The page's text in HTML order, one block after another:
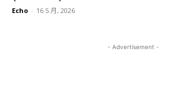
Echo - 16 5 月, 2026
- Advertisement -